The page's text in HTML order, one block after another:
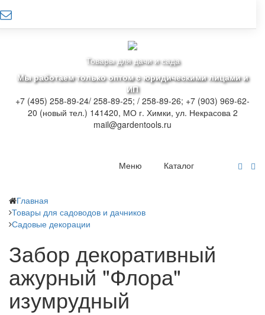
Товары для дачи и сада
Мы работаем только оптом с юридическими лицами и
ИП
+7 (495) 258-89-24/ 258-89-25; / 258-89-26; +7 (903) 969-62-
20 (новый тел.) 141420, МО г. Химки, ул. Некрасова 2
mail@gardentools.ru
Каталог
Меню
Главная
Товары для садоводов и дачников
Садовые декорации
Забор декоративный
ажурный "Флора"
изумрудный